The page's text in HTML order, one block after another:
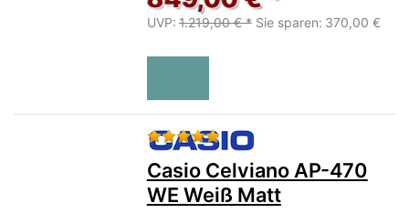
UVP: 1.219,00 € * Sie sparen: 370,00 €
Bewertung: 5 von 5
Casio Celviano AP-470
WE Weiß Matt